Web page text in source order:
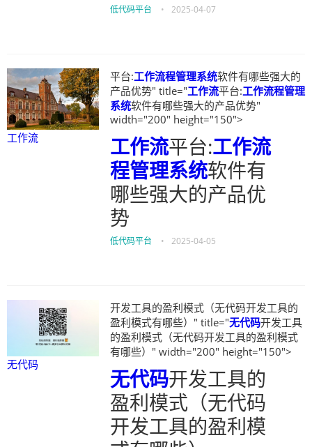
低代码平台 • 2025-04-07
工作流
平台:工作流程管理系统软件有哪些强大的
产品优势" title="工作流平台:工作流程管理
系统软件有哪些强大的产品优势"
width="200" height="150">
工作流平台:工作流
程管理系统软件有
哪些强大的产品优
势
低代码平台 • 2025-04-05
无代码
开发工具的盈利模式（无代码开发工具的
盈利模式有哪些）" title="无代码开发工具
的盈利模式（无代码开发工具的盈利模式
有哪些）" width="200" height="150">
无代码开发工具的
盈利模式（无代码
开发工具的盈利模